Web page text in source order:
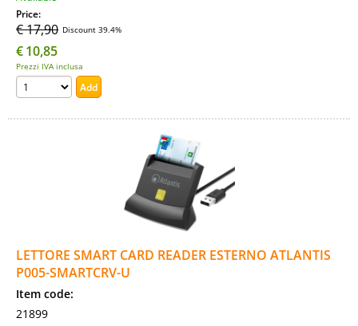
Price:
€ 17,90 Discount 39.4%
€10,85
Prezzi IVA inclusa
LETTORE SMART CARD READER ESTERNO ATLANTIS
P005-SMARTCRV-U
Item code:
21899